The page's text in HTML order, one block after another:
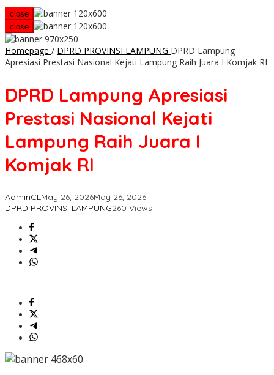
close
close
Homepage / DPRD PROVINSI LAMPUNG DPRD Lampung
Apresiasi Prestasi Nasional Kejati Lampung Raih Juara I Komjak RI
DPRD Lampung Apresiasi
Prestasi Nasional Kejati
Lampung Raih Juara I
Komjak RI
AdminCLMay 26, 2026May 26, 2026
DPRD PROVINSI LAMPUNG260 Views